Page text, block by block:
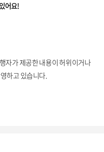
어요!
자가 제공한 내용이 허위이거나
하고 있습니다.